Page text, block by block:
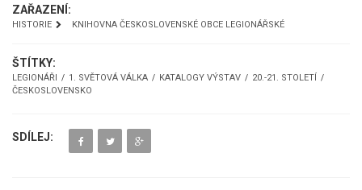
ZAŘAZENÍ:
HISTORIE KNIHOVNA ČESKOSLOVENSKÉ OBCE LEGIONÁŘSKÉ
ŠTÍTKY:
LEGIONÁŘI 1. SVĚTOVÁ VÁLKA KATALOGY VÝSTAV
20.-21. STOLETÍ
ČESKOSLOVENSKO
SDÍLEJ: